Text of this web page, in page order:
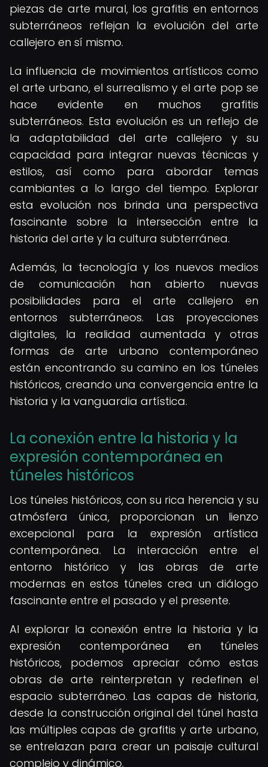
piezas de arte mural, los grafitis en entornos
subterráneos reflejan la evolución del arte
callejero en sí mismo.
La influencia de movimientos artísticos como
el arte urbano, el surrealismo y el arte pop se
hace evidente en muchos grafitis
subterráneos. Esta evolución es un reflejo de
la adaptabilidad del arte callejero y su
capacidad para integrar nuevas técnicas y
estilos, así como para abordar temas
cambiantes a lo largo del tiempo. Explorar
esta evolución nos brinda una perspectiva
fascinante sobre la intersección entre la
historia del arte y la cultura subterránea.
Además, la tecnología y los nuevos medios
de comunicación han abierto nuevas
posibilidades para el arte callejero en
entornos subterráneos. Las proyecciones
digitales, la realidad aumentada y otras
formas de arte urbano contemporáneo
están encontrando su camino en los túneles
históricos, creando una convergencia entre la
historia y la vanguardia artística.
La conexión entre la historia y la
expresión contemporánea en
túneles históricos
Los túneles históricos, con su rica herencia y su
atmósfera única, proporcionan un lienzo
excepcional para la expresión artística
contemporánea. La interacción entre el
entorno histórico y las obras de arte
modernas en estos túneles crea un diálogo
fascinante entre el pasado y el presente.
Al explorar la conexión entre la historia y la
expresión contemporánea en túneles
históricos, podemos apreciar cómo estas
obras de arte reinterpretan y redefinen el
espacio subterráneo. Las capas de historia,
desde la construcción original del túnel hasta
las múltiples capas de grafitis y arte urbano,
se entrelazan para crear un paisaje cultural
complejo y dinámico.